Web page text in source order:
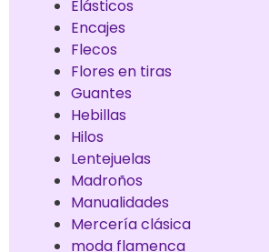
Elásticos
Encajes
Flecos
Flores en tiras
Guantes
Hebillas
Hilos
Lentejuelas
Madroños
Manualidades
Mercería clásica
moda flamenca